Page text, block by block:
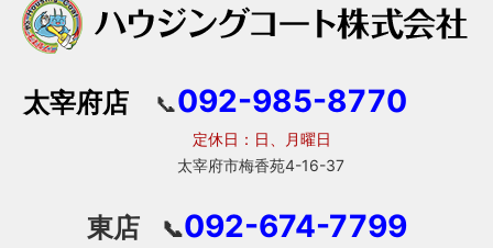
太宰府店 📞092-985-8770
定休日：日、月曜日
太宰府市梅香苑4-16-37
東店 📞092-674-7799